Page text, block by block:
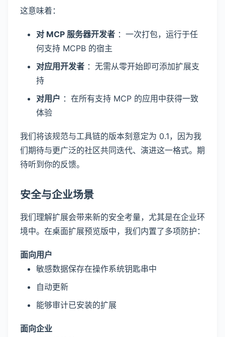
这意味着：
对 MCP 服务器开发者 ：一次打包，运行于任
何支持 MCPB 的宿主
对应用开发者 ：无需从零开始即可添加扩展支
持
对用户 ：在所有支持 MCP 的应用中获得一致
体验
我们将该规范与工具链的版本刻意定为 0.1，因为我
们期待与更广泛的社区共同迭代、演进这一格式。期
待听到你的反馈。
安全与企业场景
我们理解扩展会带来新的安全考量，尤其是在企业环
境中。在桌面扩展预览版中，我们内置了多项防护：
面向用户
敏感数据保存在操作系统钥匙串中
自动更新
能够审计已安装的扩展
面向企业